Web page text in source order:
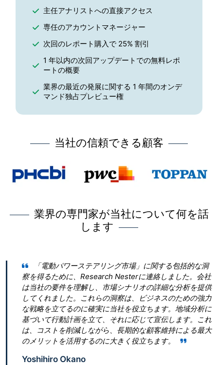
主任アナリストへの直接アクセス
専任のアカウントマネージャー
次回のレポート購入で 25% 割引
1 年以内の次回アップデートでの無料レポ
ートの概要
業界の最近の発展に関する 1 年間のオンデ
マンド独占プレビュー権
当社の信頼できる顧客
業界の専門家が当社について何を話
します
パワーステアリング市場」に関する包括的な洞
めに、Research Nesterに連絡しました。会社
件を理解し、市場シナリオの詳細な分析を提供
した。これらの洞察は、ビジネスのための強力
てるのに確実に当社を役立ちます。地域分析に
動計画を立て、それに応じて宣伝します。これ
を削減しながら、長期的な顧客維持による最大
を活用するのに大きく役立ちます。
Okano
Research
とって最良の
ん。 私たちは
ぎたいと考え
青写真を作成
は、従うべき
ビゲートする